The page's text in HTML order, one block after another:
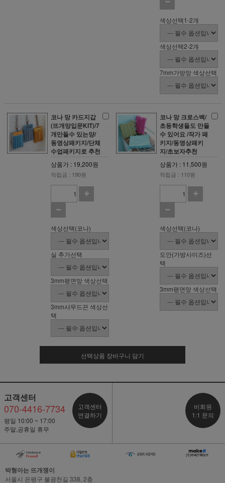
색상선택1-2개
색상선택2-2개
7mm가방망 색상선택
코나 망 카드지갑
(뜨개망입문KIT)/7
개만들수 있는양/
동영상패키지/단체
수업패키지로 추천
상품가 : 19,200원
적립금 : 190원
색상선택(코나)
실 추가선택
3mm평면망 색상선택
3mm샤무드끈 색상선
택
코나 망 크로스백/
초등학생들도 만들
수 있어요 /작가 패
키지/동영상패키
지/초보자추천
상품가 : 11,500원
적립금 : 110원
색상선택(코나)
도안(가방사이즈)선
택
3mm평면망 색상선택
선택상품 장바구니 담기
고객센터
070-4416-7734
평일 10:00 ~ 17:00
주말,공휴일 휴무
고객센터
연결하기
비회원
1:1 문의
박형아는 뜨개쟁이
서울시 은평구 불광천길 338, 2층